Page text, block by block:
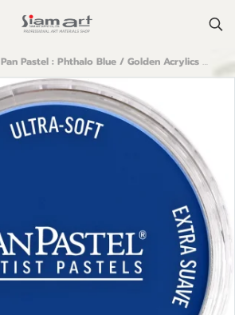
Pan Pastel : Phthalo Blue / Golden Acrylics Color 9 ml